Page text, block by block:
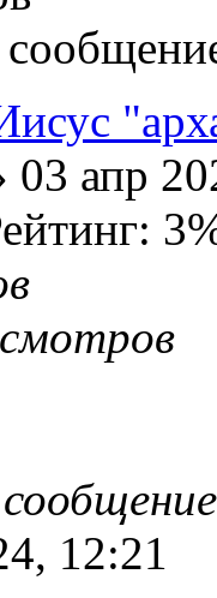
03 апр
12:21